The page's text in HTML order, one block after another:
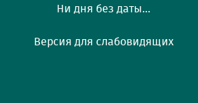
Ни дня без даты...
Версия для слабовидящих